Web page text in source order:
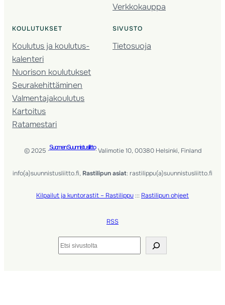
Verkkokauppa
KOULUTUKSET
Koulutus ja koulutus­
kalenteri
Nuorison koulutukset
Seura­kehittäminen
Valmentaja­koulutus
Kartoitus
Ratamestari
SIVUSTO
Tietosuoja
© 2025 ·Suomen Suunnistusliitto· Valimotie 10, 00380 Helsinki, Finland
info(a)suunnistusliitto.fi, Rastilipun asiat: rastilippu(a)suunnistusliitto.fi
Kilpailut ja kuntorastit – Rastilippu ::: Rastilipun ohjeet
RSS
Etsi